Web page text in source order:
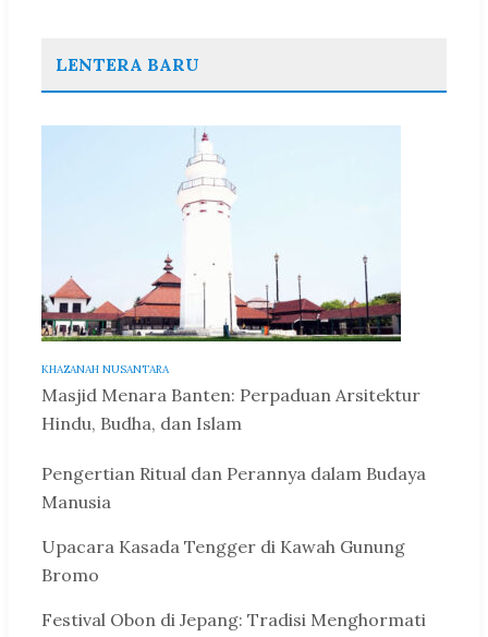
LENTERA BARU
KHAZANAH NUSANTARA
Masjid Menara Banten: Perpaduan Arsitektur
Hindu, Budha, dan Islam
Pengertian Ritual dan Perannya dalam Budaya
Manusia
Upacara Kasada Tengger di Kawah Gunung
Bromo
Festival Obon di Jepang: Tradisi Menghormati